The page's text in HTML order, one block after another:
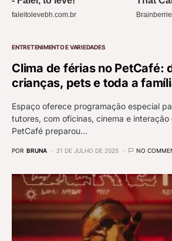
ENTRETENIMENTO E VARIEDADES
Clima de férias no PetCafé:
crianças, pets e toda a
Espaço oferece programação especial
tutores, com oficinas, cinema e interação
PetCafé preparou…
POR BRUNA 21 DE JULHO DE 2025 NO